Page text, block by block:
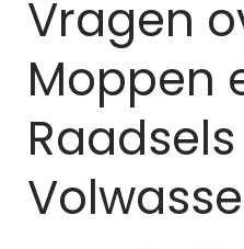
Vragen
Moppen